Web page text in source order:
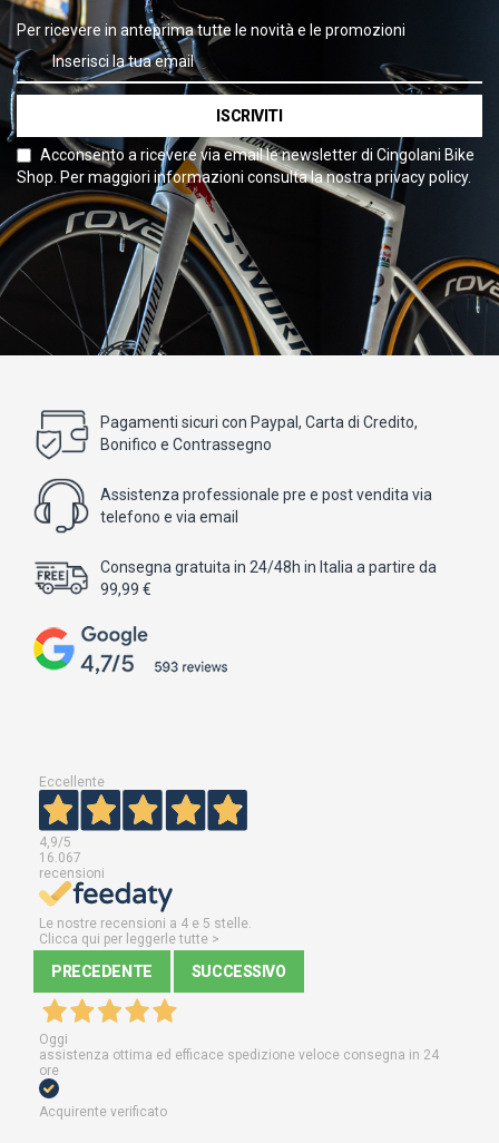
Per ricevere in anteprima tutte le novità e le promozioni
ISCRIVITI
Acconsento a ricevere via email le newsletter di Cingolani Bike
Shop. Per maggiori informazioni consulta la nostra privacy policy.
Pagamenti sicuri con Paypal, Carta di Credito,
Bonifico e Contrassegno
Assistenza professionale pre e post vendita via
telefono e via email
Consegna gratuita in 24/48h in Italia a partire da
99,99 €
Eccellente
4,9/5
16.067
recensioni
Le nostre recensioni a 4 e 5 stelle.
Clicca qui per leggerle tutte >
PRECEDENTE SUCCESSIVO
Oggi
assistenza ottima ed efficace spedizione veloce consegna in 24
ore
Acquirente verificato